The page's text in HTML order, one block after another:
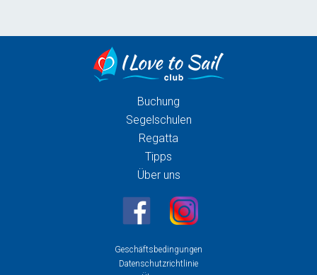
Buchung
Segelschulen
Regatta
Tipps
Über uns
Geschäftsbedingungen
Datenschutzrichtlinie